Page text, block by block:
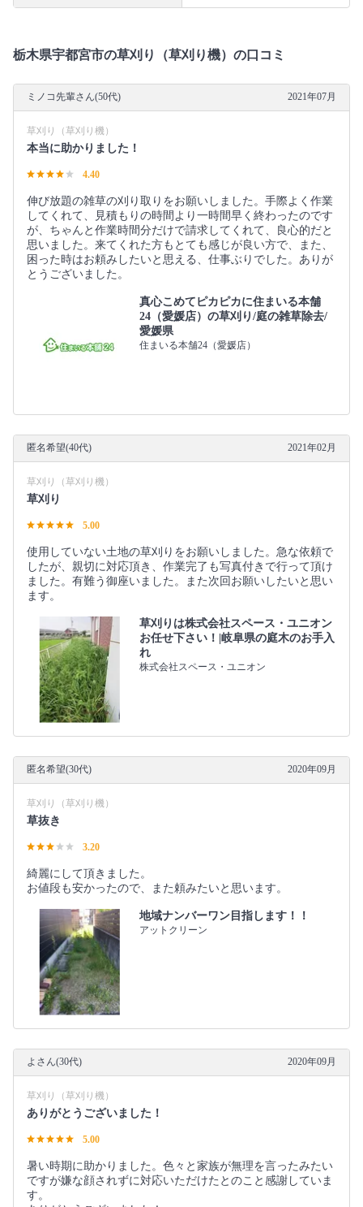
栃木県宇都宮市の草刈り（草刈り機）の口コミ
ミノコ先輩さん(50代) 2021年07月
草刈り（草刈り機）
本当に助かりました！
4.40
伸び放題の雑草の刈り取りをお願いしました。手際よく作業
してくれて、見積もりの時間より一時間早く終わったのです
が、ちゃんと作業時間分だけで請求してくれて、良心的だと
思いました。来てくれた方もとても感じが良い方で、また、
困った時はお頼みしたいと思える、仕事ぶりでした。ありが
とうございました。
真心こめてピカピカに住まいる本舗
24（愛媛店）の草刈り/庭の雑草除去/
愛媛県
住まいる本舗24（愛媛店）
匿名希望(40代) 2021年02月
草刈り（草刈り機）
草刈り
5.00
使用していない土地の草刈りをお願いしました。急な依頼で
したが、親切に対応頂き、作業完了も写真付きで行って頂け
ました。有難う御座いました。また次回お願いしたいと思い
ます。
草刈りは株式会社スペース・ユニオン
お任せ下さい！|岐阜県の庭木のお手入
れ
株式会社スペース・ユニオン
匿名希望(30代) 2020年09月
草刈り（草刈り機）
草抜き
3.20
綺麗にして頂きました。
お値段も安かったので、また頼みたいと思います。
地域ナンバーワン目指します！！
アットクリーン
よさん(30代) 2020年09月
草刈り（草刈り機）
ありがとうございました！
5.00
暑い時期に助かりました。色々と家族が無理を言ったみたい
ですが嫌な顔されずに対応いただけたとのこと感謝していま
す。